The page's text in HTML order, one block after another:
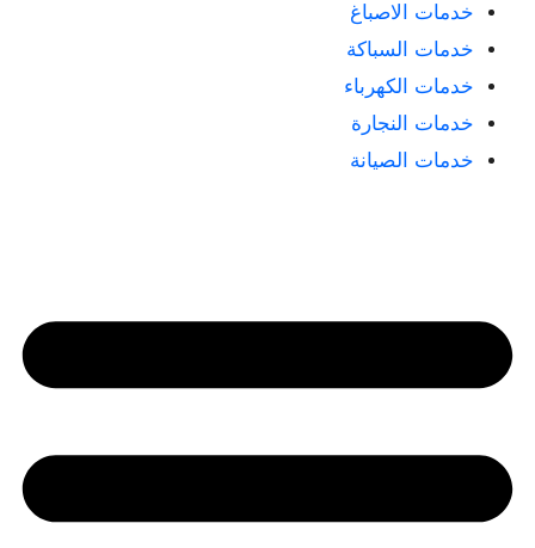
خدمات الاصباغ
خدمات السباكة
خدمات الكهرباء
خدمات النجارة
خدمات الصيانة